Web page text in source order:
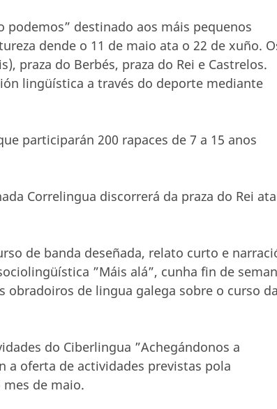
podemos” destinado aos máis pequenos
dende o 11 de maio ata o 22 de xuño.
praza do Berbés, praza do Rei e Castrelos.
lingüística a través do deporte mediante
participarán 200 rapaces de 7 a 15 anos
Correlingua discorrerá da praza do Rei ata
de banda deseñada, relato curto e
”Máis alá”, cunha fin de
obradoiros de lingua galega sobre o curso da
do Ciberlingua ”Achegándonos a
oferta de actividades previstas pola
de maio.